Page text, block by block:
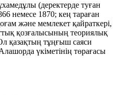
(деректерде туған
немесе 1870; кең тараған
және мемлекет қайраткері,
қозғалысының теориялық
қазақтың тұңғыш саяси
үкіметінің төрағасы